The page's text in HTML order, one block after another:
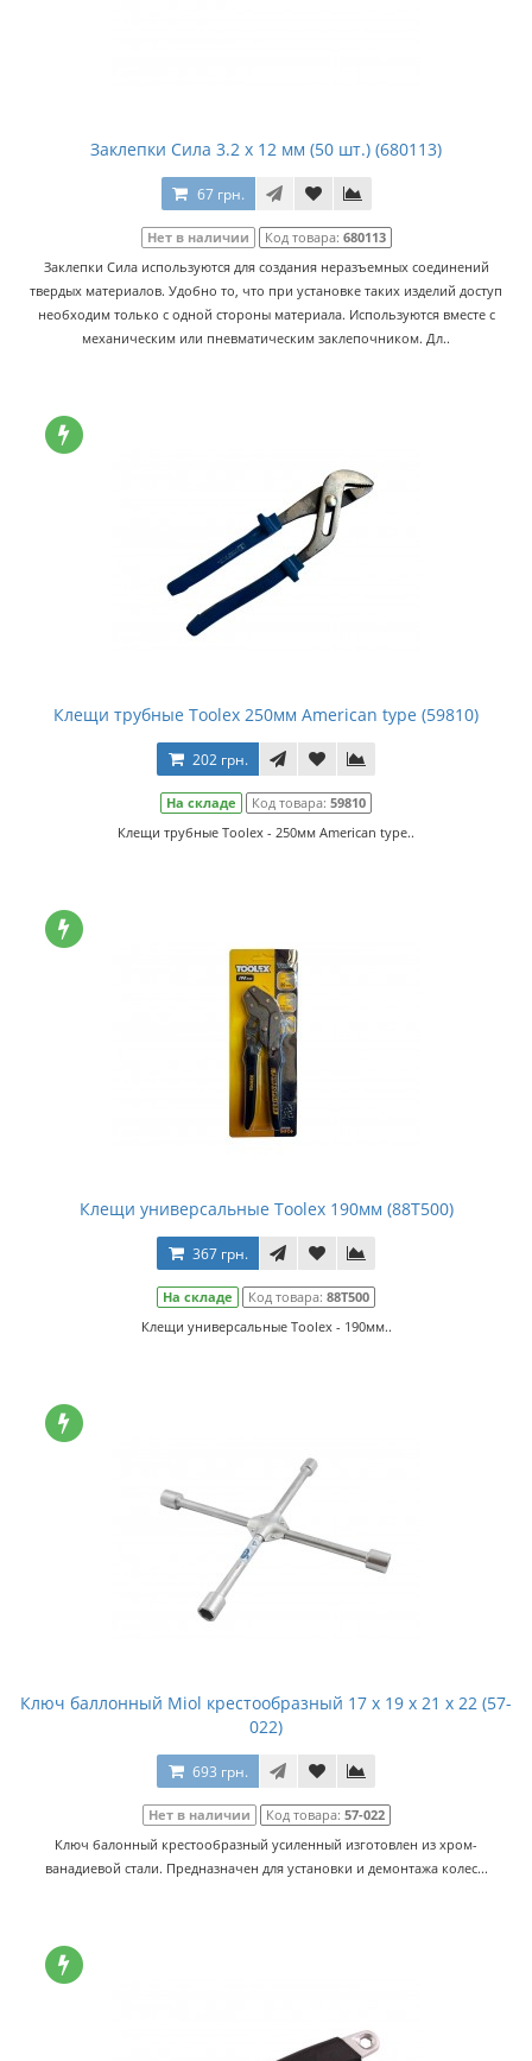
Заклепки Сила 3.2 x 12 мм (50 шт.) (680113)
67 грн.
Нет в наличии Код товара: 680113
Заклепки Сила используются для создания неразъемных соединений
твердых материалов. Удобно то, что при установке таких изделий доступ
необходим только с одной стороны материала. Используются вместе с
механическим или пневматическим заклепочником. Дл..
Клещи трубные Toolex 250мм American type (59810)
202 грн.
На складе Код товара: 59810
Клещи трубные Toolex - 250мм American type..
Клещи универсальные Toolex 190мм (88T500)
367 грн.
На складе Код товара: 88T500
Клещи универсальные Toolex - 190мм..
Ключ баллонный Miol крестообразный 17 х 19 х 21 х 22 (57-
022)
693 грн.
Нет в наличии Код товара: 57-022
Ключ балонный крестообразный усиленный изготовлен из хром-
ванадиевой стали. Предназначен для установки и демонтажа колес...